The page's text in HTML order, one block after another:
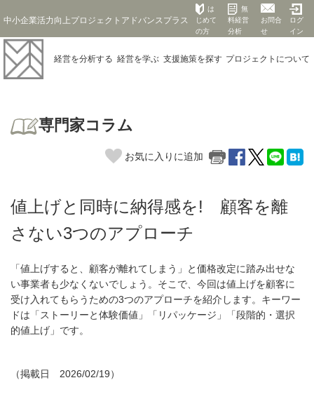
中小企業活力向上プロジェクトアドバンスプラス
は
じめて
の方
無
料経営
分析
お問合
せ
ログ
イン
経営を分析する 経営を学ぶ 支援施策を探す プロジェクト について
専門家コラム
お気に入りに追加
値上げと同時に納得感を! 顧客を離
さない3つのアプローチ
「値上げすると、顧客が離れてしまう」と価格改定に踏み出せな
い事業者も少なくないでしょう。そこで、今回は値上げを顧客に
受け入れてもらうための3つのアプローチを紹介します。キーワー
ドは「ストーリーと体験価値」「リパッケージ」「段階的・選択
的値上げ」です。
（掲載日 2026/02/19）